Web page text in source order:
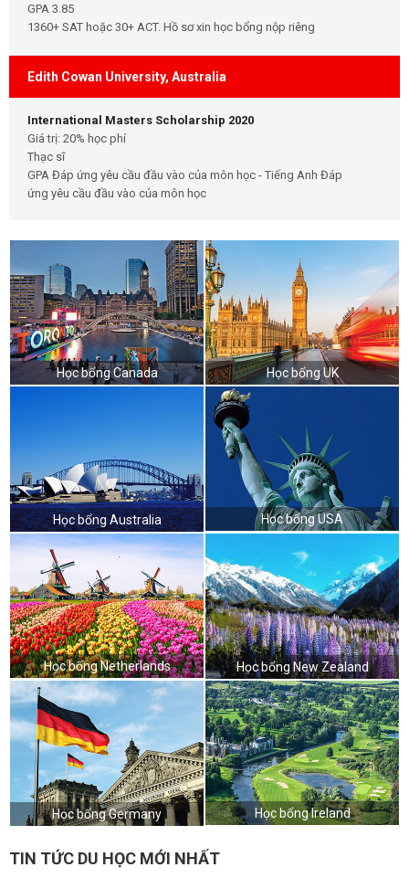
GPA 3.85
1360+ SAT hoặc 30+ ACT. Hồ sơ xin học bổng nộp riêng
Edith Cowan University, Australia
International Masters Scholarship 2020
Giá trị: 20% học phí
Thạc sĩ
GPA Đáp ứng yêu cầu đầu vào của môn học - Tiếng Anh Đáp
ứng yêu cầu đầu vào của môn học
Học bổng Canada Học bổng UK
Học bổng Australia Học bổng USA
Học bổng Netherlands Học bổng New Zealand
Học bổng Germany Học bổng Ireland
TIN TỨC DU HỌC MỚI NHẤT